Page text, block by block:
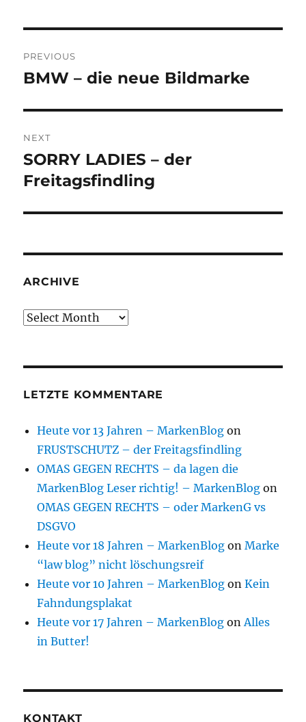
navigation
PREVIOUS
Previous
BMW – die neue Bildmarke
NEXT
Next
post:
SORRY LADIES – der
Freitagsfindling
ARCHIVE
Archive
LETZTE KOMMENTARE
Heute vor 13 Jahren – MarkenBlog on
FRUSTSCHUTZ – der Freitagsfindling
OMAS GEGEN RECHTS – da lagen die
MarkenBlog Leser richtig! – MarkenBlog on
OMAS GEGEN RECHTS – oder MarkenG vs
DSGVO
Heute vor 18 Jahren – MarkenBlog onMarke
“law blog” nicht löschungsreif
Heute vor 10 Jahren – MarkenBlog onKein
Fahndungsplakat
Heute vor 17 Jahren – MarkenBlog onAlles
in Butter!
KONTAKT